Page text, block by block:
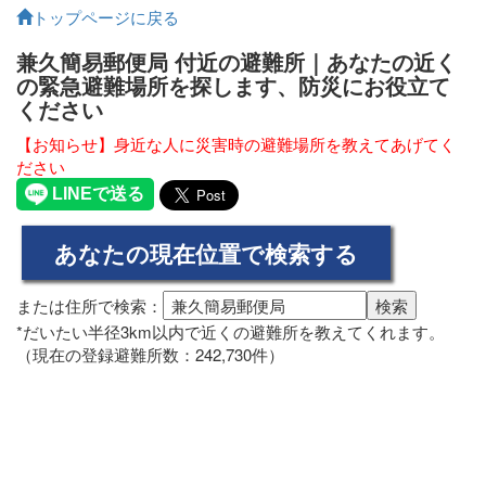
トップページに戻る
兼久簡易郵便局 付近の避難所｜あなたの近く
の緊急避難場所を探します、防災にお役立て
ください
【お知らせ】身近な人に災害時の避難場所を教えてあげてく
ださい
または住所で検索：
*だいたい半径3km以内で近くの避難所を教えてくれます。
（現在の登録避難所数：242,730件）